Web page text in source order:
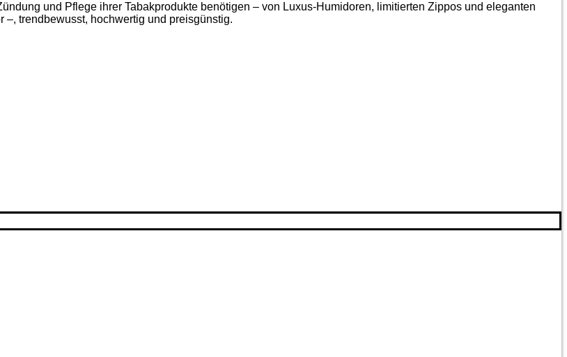
und Pflege ihrer Tabakprodukte benötigen – von Luxus-Humidoren, limitierten Zippos und eleganten
trendbewusst, hochwertig und preisgünstig.